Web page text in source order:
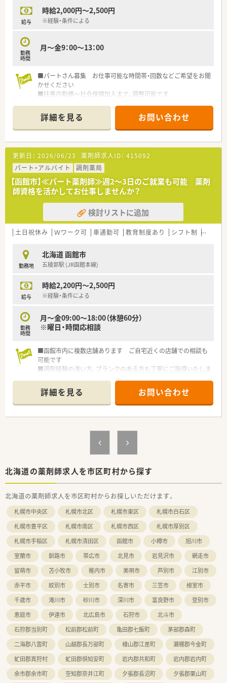
給与
時給2,000円～2,500円
※経験・条件による
勤務
時間
月～金9：00～13：00
■パートさん募集 お仕事可能な時間帯・回数などご希望をお聞
かせください
■扶養内勤務～社会保険加入まで、調整可能です
■総合病院の門前薬局で立地も良く、雰囲気も大変よい薬局です
科目も適度に多くスキルアップしたい方にもおすすめです
■大手企業で福利厚生、教育制度共に充実しております
詳細を見る お問い合わせ
更新日： 2026/06/23 薬剤師求人ID： 415092
パート・アルバイト
調剤薬局
【函館市】≪パート薬剤師≫週2～3日のご就業も可能 薬剤
師資格を活かしてお仕事しませんか？
検討リストに追加
土日祝休み Ｗワーク可 車通勤可 教育制度あり シフト制 大手チ
勤務地
北海道 函館市
五稜郭駅 (JR函館本線)
給与
時給2,200円～2,500円
※経験・条件による
勤務
時間
月～金09:00〜18:00（休憩60分）
※曜日・時間応相談
■函館市内に複数店舗あります ご自宅近くの店舗での相談も
可能です
■調剤経験の浅い方、ブランクのある方も丁寧にご指導いたしま
■就業時間・回数は応相談いたします ご希望お聞かせください
■働きやすさがポイント！就業環境や福利厚生面を整えている大
手企業です
詳細を見る お問い合わせ
北海道の薬剤師求人を市区町村から探す
北海道の薬剤師求人を市区町村からお探しいただけます。
札幌市中央区 札幌市北区 札幌市東区
札幌市白石区
札幌市豊平区
札幌市南区 札幌市西区
札幌市厚別区
札幌市手稲区
札幌市清田区 函館市 小樽市
旭川市
室蘭市
釧路市 帯広市 北見市 岩見沢市
網走市
留萌市
苫小牧市 稚内市 美唄市 芦別市
江別市
赤平市
紋別市 士別市 名寄市 三笠市
根室市
千歳市
滝川市 砂川市 深川市 富良野市
登別市
恵庭市
伊達市 北広島市 石狩市
北斗市
石狩郡当別町
松前郡松前町 亀田郡七飯町
茅部郡森町
二海郡八雲町
山越郡長万部町 檜山郡江差町
瀬棚郡今金町
虻田郡真狩村
虻田郡倶知安町 岩内郡共和町
岩内郡岩内町
余市郡余市町
空知郡奈井江町 夕張郡長沼町
夕張郡栗山町